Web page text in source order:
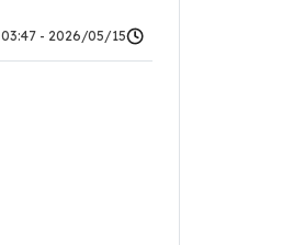
2026/05/15 - 03:47